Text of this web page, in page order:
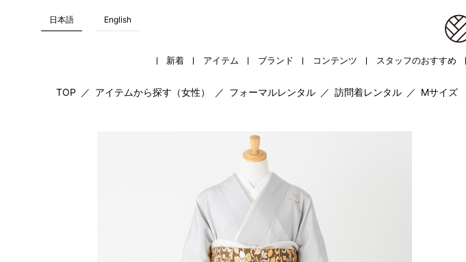
日本語 English
新着 アイテム ブランド コンテンツ スタッフのおすすめ
TOP ／ アイテムから探す（女性） ／ フォーマルレンタル ／ 訪問着レンタル ／ Mサイズ